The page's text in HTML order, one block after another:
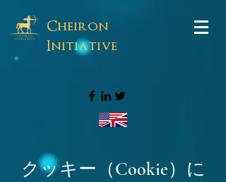
Cheiron
Initiative
クッキー（Cookie）に